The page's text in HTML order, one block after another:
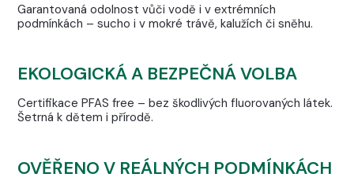
Garantovaná odolnost vůči vodě i v extrémních
podmínkách – sucho i v mokré trávě, kalužích či sněhu.
EKOLOGICKÁ A BEZPEČNÁ VOLBA
Certifikace PFAS free – bez škodlivých fluorovaných látek.
Šetrná k dětem i přírodě.
OVĚŘENO V REÁLNÝCH PODMÍNKÁCH